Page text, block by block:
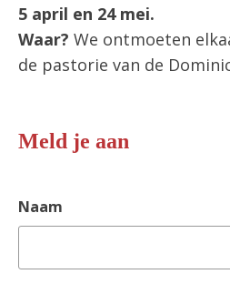
5 april en 24 mei.
Waar? We ontmoeten
de pastorie van de
Meld je aan
Naam